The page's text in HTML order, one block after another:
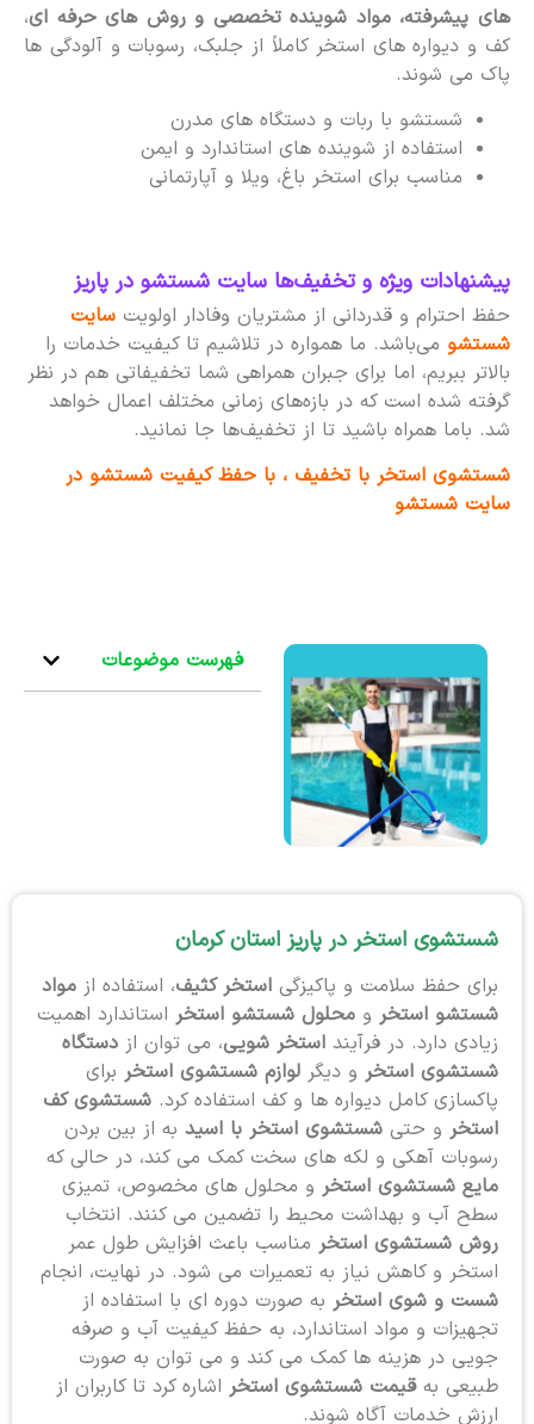
های پیشرفته، مواد شوینده تخصصی و روش های حرفه ای،
کف و دیواره های استخر کاملاً از جلبک، رسوبات و آلودگی ها
پاک می شوند.
شستشو با ربات و دستگاه های مدرن
استفاده از شوینده های استاندارد و ایمن
مناسب برای استخر باغ، ویلا و آپارتمانی
پیشنهادات ویژه و تخفیف‌ها سایت شستشو در پاریز
حفظ احترام و قدردانی از مشتریان وفادار اولویت سایت
شستشومی‌باشد. ما همواره در تلاشیم تا کیفیت خدمات را
بالاتر ببریم، اما برای جبران همراهی شما تخفیفاتی هم در نظر
گرفته شده است که در بازه‌های زمانی مختلف اعمال خواهد
شد. باما همراه باشید تا از تخفیف‌ها جا نمانید.
شستشوی استخر با تخفیف ، با حفظ کیفیت شستشو در
سایت شستشو
فهرست موضوعات
شستشوی استخر در پاریز استان کرمان
برای حفظ سلامت و پاکیزگی استخر کثیف، استفاده از مواد
شستشو استخرو محلول شستشو استخراستاندارد اهمیت
زیادی دارد. در فرآیند استخر شویی، می توان از دستگاه
شستشوی استخرو دیگر لوازم شستشوی استخربرای
پاکسازی کامل دیواره ها و کف استفاده کرد. شستشوی کف
استخرو حتی شستشوی استخر با اسیدبه از بین بردن
رسوبات آهکی و لکه های سخت کمک می کند، در حالی که
مایع شستشوی استخرو محلول های مخصوص، تمیزی
سطح آب و بهداشت محیط را تضمین می کنند. انتخاب
روش شستشوی استخرمناسب باعث افزایش طول عمر
استخر و کاهش نیاز به تعمیرات می شود. در نهایت، انجام
شست و شوی استخربه صورت دوره ای با استفاده از
تجهیزات و مواد استاندارد، به حفظ کیفیت آب و صرفه
جویی در هزینه ها کمک می کند و می توان به صورت
طبیعی به قیمت شستشوی استخراشاره کرد تا کاربران از
ارزش خدمات آگاه شوند.